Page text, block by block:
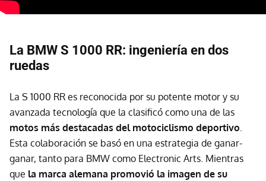
La BMW S 1000 RR: ingeniería en dos
ruedas
La S 1000 RR es reconocida por su potente motor y su
avanzada tecnología que la clasificó como una de las
motos más destacadas del motociclismo deportivo.
Esta colaboración se basó en una estrategia de ganar-
ganar, tanto para BMW como Electronic Arts. Mientras
que la marca alemana promovió la imagen de su